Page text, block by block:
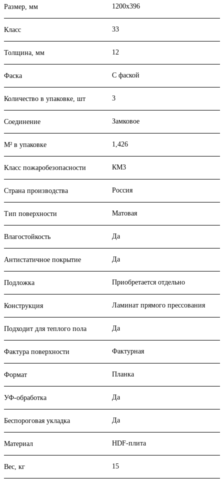
Размер, мм 1200x396
Класс 33
Толщина, мм 12
Фаска С фаской
Количество в упаковке, шт 3
Соединение Замковое
М² в упаковке 1,426
Класс пожаробезопасности КМ3
Страна производства Россия
Тип поверхности Матовая
Влагостойкость Да
Антистатичное покрытие Да
Подложка Приобретается отдельно
Конструкция Ламинат прямого прессования
Подходит для теплого пола Да
Фактура поверхности Фактурная
Формат Планка
УФ-обработка Да
Беспороговая укладка Да
Материал HDF-плита
Вес, кг 15